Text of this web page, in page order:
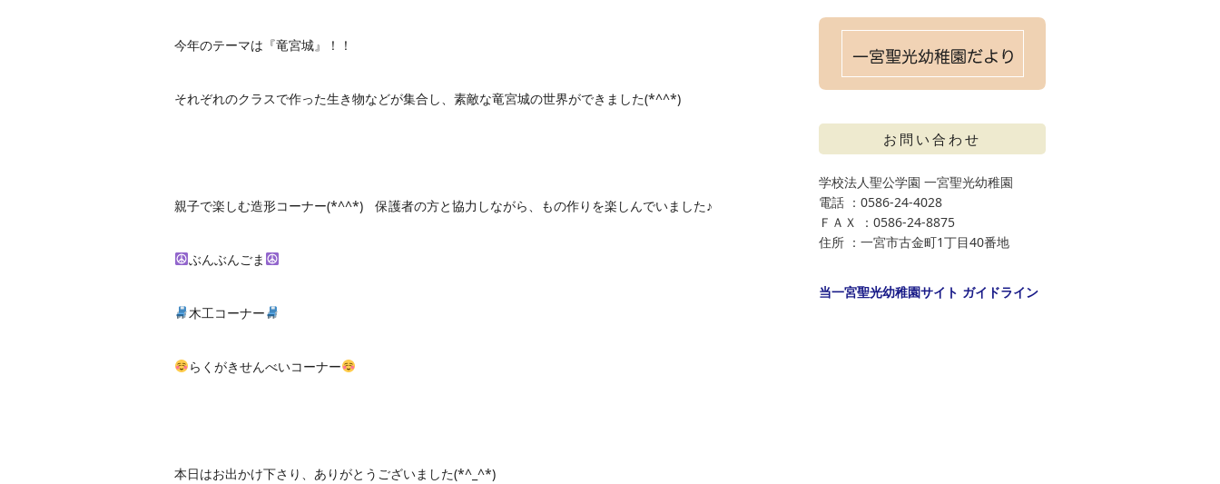
今年のテーマは『竜宮城』！！
それぞれのクラスで作った生き物などが集合し、素敵な竜宮城の世界ができました(*^^*)
親子で楽しむ造形コーナー(*^^*) 保護者の方と協力しながら、もの作りを楽しんでいました♪
ぶんぶんごま
木工コーナー
らくがきせんべいコーナー
本日はお出かけ下さり、ありがとうございました(*^_^*)
お問い合わせ
学校法人聖公学園 一宮聖光幼稚園
電話 ：0586-24-4028
ＦＡＸ ：0586-24-8875
住所 ：一宮市古金町1丁目40番地
当一宮聖光幼稚園サイト ガイドライン